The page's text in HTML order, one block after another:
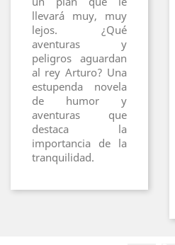
llevará muy, muy
lejos. ¿Qué
aventuras y
peligros aguardan
al rey Arturo? Una
estupenda novela
de humor y
aventuras que
destaca la
importancia de la
tranquilidad.